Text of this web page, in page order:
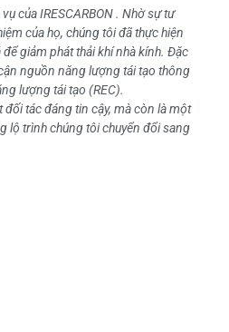
của IRESCARBON . Nhờ sự tư
của họ, chúng tôi đã thực hiện
giảm phát thải khí nhà kính. Đặc
nguồn năng lượng tái tạo thông
lượng tái tạo (REC).
đối tác đáng tin cậy, mà còn là một
lộ trình chúng tôi chuyển đổi sang